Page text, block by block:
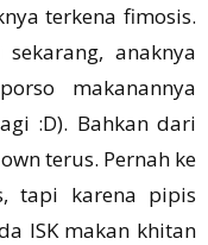
terkena fimosis.
anaknya
makanannya
:D). Bahkan dari
terus. Pernah ke
tapi karena pipis
ISK makan khitan